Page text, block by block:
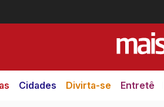
Cidades Divirta-se Entretê